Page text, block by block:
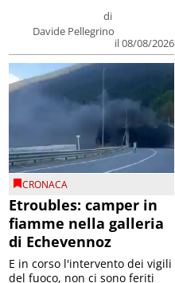
di
Davide Pellegrino
il 08/08/2026
CRONACA
Etroubles: camper in
fiamme nella galleria
di Echevennoz
E in corso l'intervento dei vigili
del fuoco, non ci sono feriti